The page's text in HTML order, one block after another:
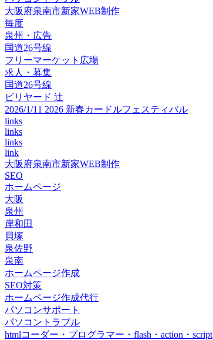
大阪府泉南市新家WEB制作
毎度
泉州・広告
国道26号線
フリーマーケット広場
求人・募集
国道26号線
ビリヤード 辻
2026/1/11 2026 新春カードルフェスティバル
links
links
links
link
大阪府泉南市新家WEB制作
SEO
ホームページ
大阪
泉州
岸和田
貝塚
泉佐野
泉南
ホームページ作成
SEO対策
ホームページ作成代行
パソコンサポート
パソコントラブル
htmlコーダー・プログラマー・flash・action・script